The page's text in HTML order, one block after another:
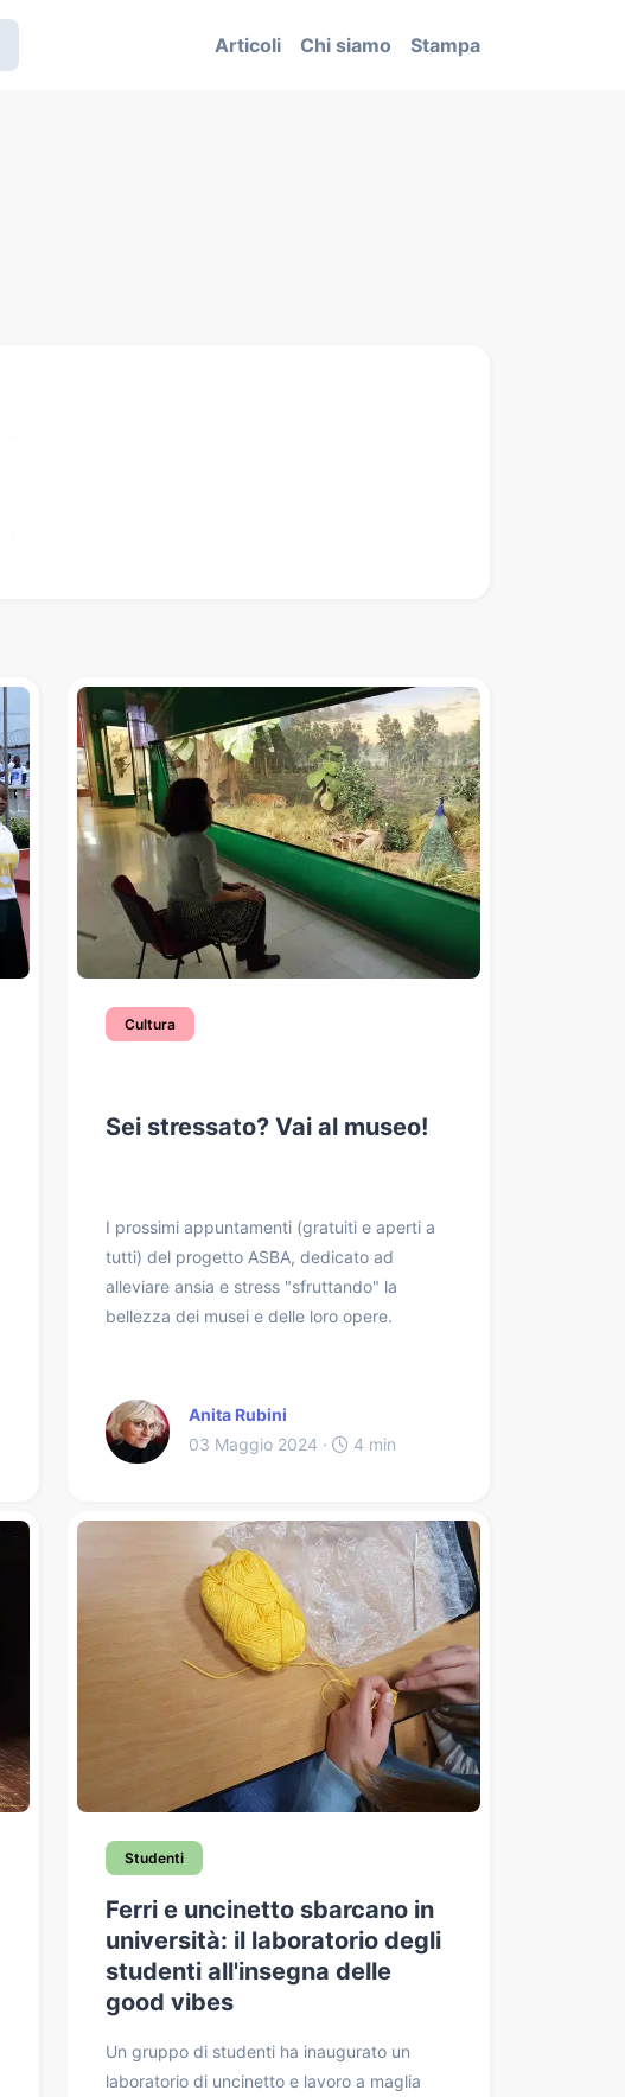
Articoli Chi siamo Stampa
Cultura
Sei stressato? Vai al museo!
I prossimi appuntamenti (gratuiti e aperti a
tutti) del progetto ASBA, dedicato ad
alleviare ansia e stress "sfruttando" la
bellezza dei musei e delle loro opere.
Anita Rubini
03 Maggio 2024 ·
4 min
Studenti
Ferri e uncinetto sbarcano in
università: il laboratorio degli
studenti all'insegna delle
good vibes
Un gruppo di studenti ha inaugurato un
laboratorio di uncinetto e lavoro a maglia